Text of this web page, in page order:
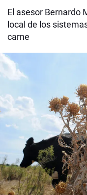
El asesor Bernardo
local de los
carne